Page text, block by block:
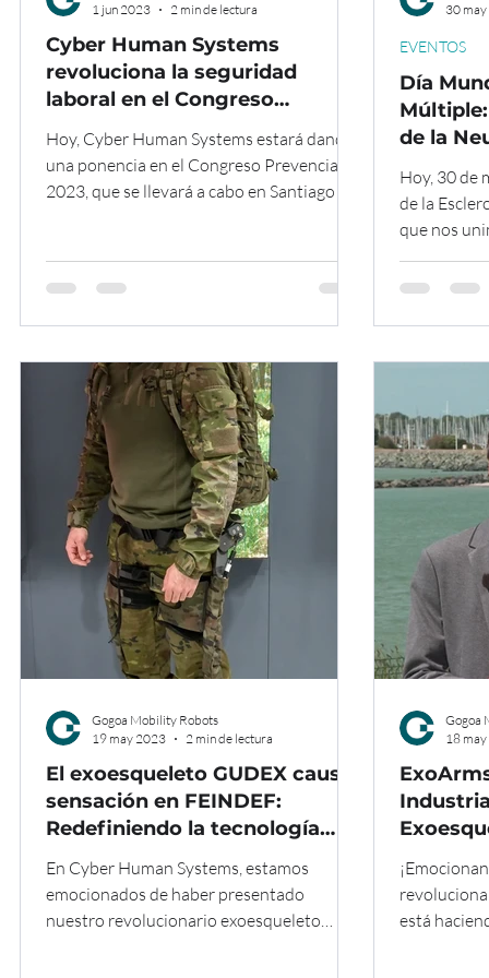
Cyber Human Systems
revoluciona la seguridad
laboral en el Congreso
Prevencia 2023
Hoy, Cyber Human Systems estará dando
una ponencia en el Congreso Prevencia
2023, que se llevará a cabo en Santiago de
1 jun 2023
2 min de lectura
Día
de la
Hoy, 30 de
de la
que nos
EVENTOS
30
El exoesqueleto GUDEX causa
sensación en FEINDEF:
Redefiniendo la tecnología
militar
En Cyber Human Systems, estamos
emocionados de haber presentado
nuestro revolucionario exoesqueleto
Gogoa Mobility Robots
19 may 2023
2 min de lectura
está
Gogoa
18